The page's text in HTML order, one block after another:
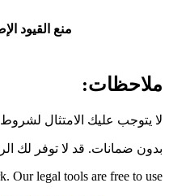
منع القيود
ملاحظات:
لا يتوجب عليك الامتثال
بدون ضمانات. قد لا توفر لك
Our legal tools are free to use.